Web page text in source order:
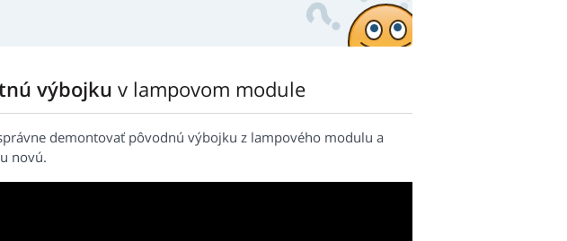
výbojku v lampovom module
demontovať pôvodnú výbojku z lampového modulu a
novú.